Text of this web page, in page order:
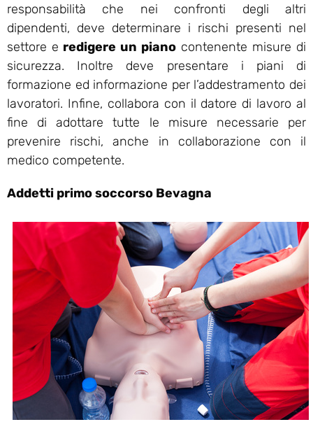
responsabilità che nei confronti degli altri
dipendenti, deve determinare i rischi presenti nel
settore e redigere un piano contenente misure di
sicurezza. Inoltre deve presentare i piani di
formazione ed informazione per l’addestramento dei
lavoratori. Infine, collabora con il datore di lavoro al
fine di adottare tutte le misure necessarie per
prevenire rischi, anche in collaborazione con il
medico competente.
Addetti primo soccorso Bevagna